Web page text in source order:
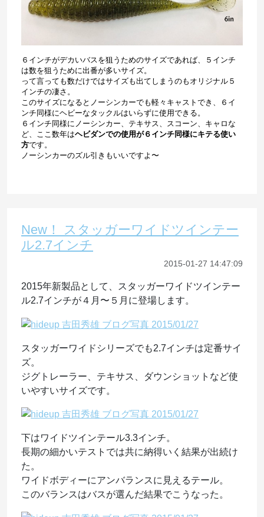
６インチがデカいバスを狙うためのサイズであれば、５インチ
は数を狙うために出番が多いサイズ。
って言っても数だけではサイズも出てしまうのもオリジナル５
インチの凄さ。
このサイズになるとノーシンカーでも軽々キャストでき、６イ
ンチ同様にヘビーなタックルはいらずに使用できる。
６インチ同様にノーシンカー、テキサス、スコーン、キャロな
ど、ここ数年はヘビダンでの使用が６インチ同様にキテる使い
方です。
ノーシンカーのズル引きもいいですよ〜
New！ スタッガーワイドツインテー
ル2.7インチ
2015-01-27 14:47:09
2015年新製品として、スタッガーワイドツインテー
ル2.7インチが４月〜５月に登場します。
スタッガーワイドシリーズでも2.7インチは定番サイ
ズ。
ジグトレーラー、テキサス、ダウンショットなど使
いやすいサイズです。
下はワイドツインテール3.3インチ。
長期の細かいテストでは共に納得いく結果が出続け
た。
ワイドボディーにアンバランスに見えるテール。
このバランスはバスが選んだ結果でこうなった。